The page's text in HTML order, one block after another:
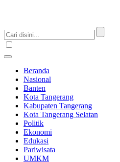
Beranda
Nasional
Banten
Kota Tangerang
Kabupaten Tangerang
Kota Tangerang Selatan
Politik
Ekonomi
Edukasi
Pariwisata
UMKM